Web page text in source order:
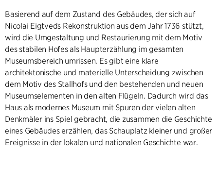
Basierend auf dem Zustand des Gebäudes, der sich auf
Nicolai Eigtveds Rekonstruktion aus dem Jahr 1736 stützt,
wird die Umgestaltung und Restaurierung mit dem Motiv
des stabilen Hofes als Haupterzählung im gesamten
Museumsbereich umrissen. Es gibt eine klare
architektonische und materielle Unterscheidung zwischen
dem Motiv des Stallhofs und den bestehenden und neuen
Museumselementen in den alten Flügeln. Dadurch wird das
Haus als modernes Museum mit Spuren der vielen alten
Denkmäler ins Spiel gebracht, die zusammen die Geschichte
eines Gebäudes erzählen, das Schauplatz kleiner und großer
Ereignisse in der lokalen und nationalen Geschichte war.